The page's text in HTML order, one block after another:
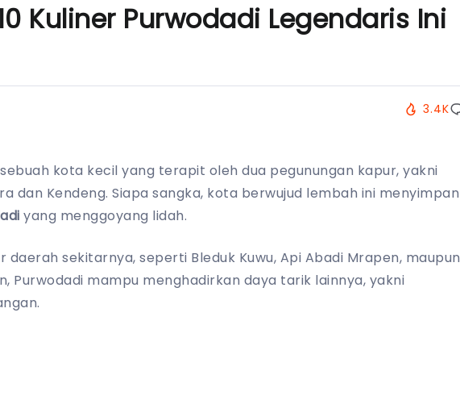
Kuliner Purwodadi Legendaris Ini
3.4K
kota kecil yang terapit oleh dua pegunungan kapur, yakni
dan Kendeng. Siapa sangka, kota berwujud lembah ini menyimpan
yang menggoyang lidah.
daerah sekitarnya, seperti Bleduk Kuwu, Api Abadi Mrapen, maupun
Purwodadi mampu menghadirkan daya tarik lainnya, yakni